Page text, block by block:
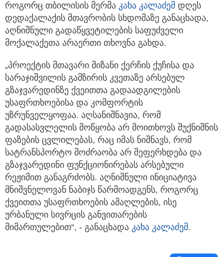
როგორც თბილისის მერმა კახა კალაძემ დღეს
დედაქალაქის მთავრობის სხდომაზე განაცხადა,
აღნიშნული გადაწყვეტილების საფუძველი
მოქალაქეთა არაერთი თხოვნა გახდა.
„პროექტის მთავარი მიზანი ქერჩის ქუჩისა და
სარაჯიშვილის გამზირის კვეთაზე არსებულ
გზაჯვარედინზე ქვეითთა გადაადგილების
უსაფრთხოებისა და კომფორტის
უზრუნველყოფაა. აღსანიშნავია, რომ
გადასასვლელის მოწყობა არ მოითხოვს შუქნიშნის
ფაზების ცვლილებას, რაც იმას ნიშნავს, რომ
სატრანსპორტო მოძრაობა არ შეფერხდება და
გზაჯვარედინი ფუნქციონირებას არსებული
რეჟიმით განაგრძობს. აღნიშნული ინიციატივა
მნიშვნელოვან ნაბიჯს წარმოადგენს, როგორც
ქვეითთა უსაფრთხოების ამაღლების, ისე
ურბანული სივრცის განვითარების
მიმართულებით“, - განაცხადა კახა კალაძემ.